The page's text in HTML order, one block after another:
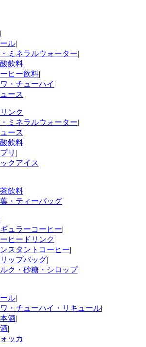
|
ル|
ミネラルウォーター|
飲料|
ヒー飲料|
・チューハイ |
ース
ンク
ミネラルウォーター|
ース|
飲料|
リ |
クアイス
飲料|
・ティーバッグ
ュラーコーヒー|
ヒードリンク|
スタントコーヒー|
リップバッグ|
ルク・砂糖・シロップ
ル|
・チューハイ・リキュール|
酒|
|
ッカ